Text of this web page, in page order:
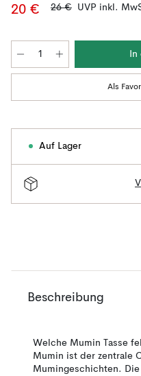
20 € 26 € UVP inkl.
Als
Auf Lager
Beschreibung
Welche Mumin Tasse
Mumin ist der zentrale
Mumingeschichten.